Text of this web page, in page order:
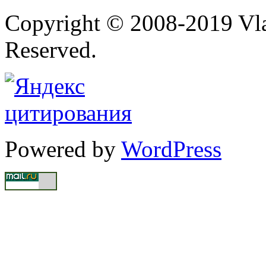
Copyright © 2008-2019
Reserved.
Powered by WordPress